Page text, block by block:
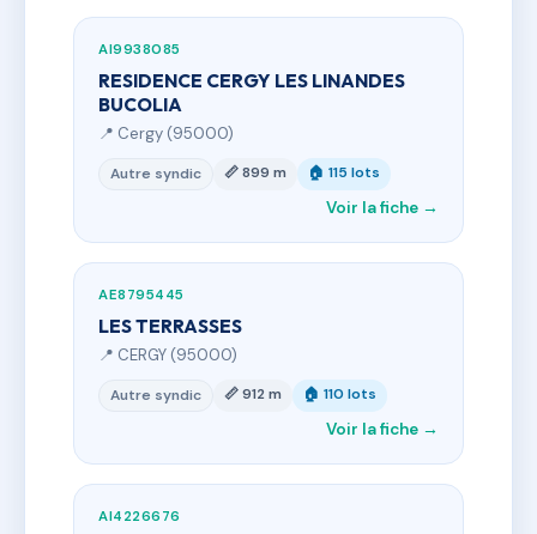
AI9938085
RESIDENCE CERGY LES LINANDES
BUCOLIA
📍 Cergy (95000)
Autre syndic 📏 899 m 🏠 115 lots
Voir la fiche →
AE8795445
LES TERRASSES
📍 CERGY (95000)
Autre syndic 📏 912 m 🏠 110 lots
Voir la fiche →
AI4226676